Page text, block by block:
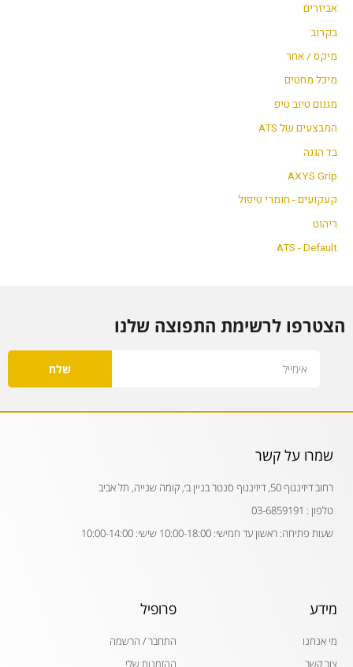
אביזרים
בקרוב
מיקס / אחר
מיכל מחטים
מגנום טיוב טיפ
המבצעים של ATS
בד הגנה
AXYS Grip
קעקועים - חומרי טיפול
ריהוט
ATS - Default
הצטרפו לרשימת התפוצה שלנו
שלח
שמרו על קשר
רחוב דיזינגוף 50, דיזינגוף סנטר בניין ב׳, קומה שנייה, תל אביב
טלפון : 03-6859191
שעות פתיחה: ראשון עד חמישי: 10:00-18:00 שישי: 10:00-14:00
מידע
מי אנחנו
צור קשר
פרופיל
התחבר / הרשמה
ההזמנות שלי